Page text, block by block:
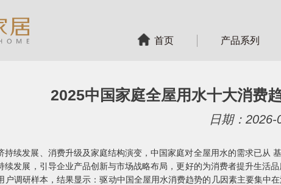
首页 产品系列
2025中国家庭全屋用水十大消费
日期：2026-
持续发展、消费升级及家庭结构演变，中国家庭对全屋用水的需求已从
续发展，引导企业产品创新与市场战略布局，更好的为消费者提升生活
户调研样本，结果显示：驱动中国全屋用水消费趋势的几因素主要集中